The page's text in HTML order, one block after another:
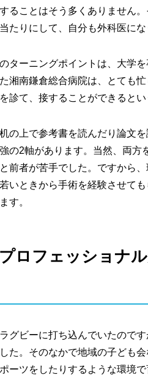
ることはそう多くありません
たりにして、自分も外科医に
ターニングポイントは、大学
湘南鎌倉総合病院は、とても
診て、接することができるとい
の上で参考書を読んだり論文
の2軸があります。当然、両方
前者が苦手でした。ですから
いときから手術を経験させて
す。
ロフェッショナ
グビーに打ち込んでいたので
た。そのなかで地域の子ども
ーツをしたりするような環境